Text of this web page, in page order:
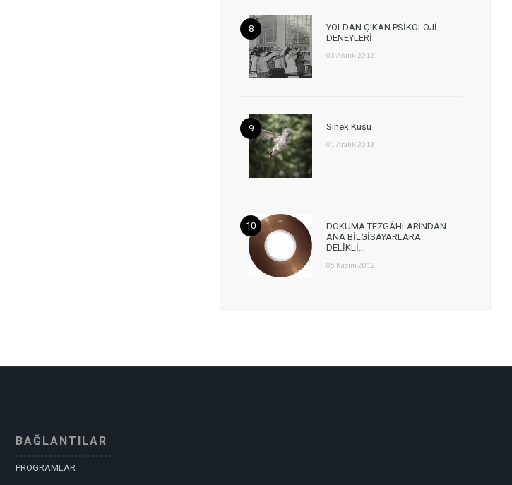
YOLDAN ÇIKAN PSİKOLOJİ
DENEYLERİ
03 Aralık 2012
Sinek Kuşu
01 Aralık 2013
DOKUMA TEZGÂHLARINDAN
ANA BİLGİSAYARLARA:
DELİKLİ…
05 Kasım 2012
BAĞLANTILAR
PROGRAMLAR